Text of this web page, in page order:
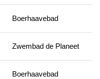
Boerhaavebad
Zwembad de Planeet
Boerhaavebad